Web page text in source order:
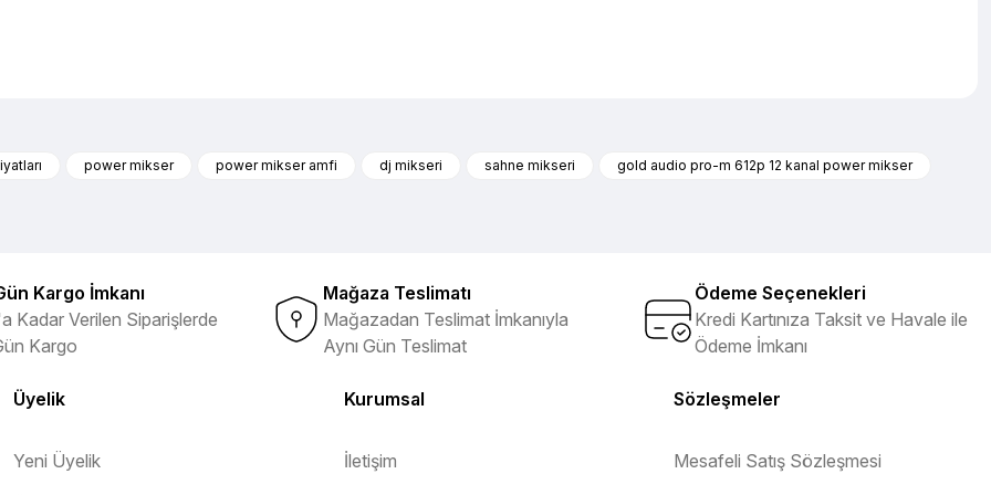
Bu ürüne ilk yorumu siz yapın!
Ürün hakkında henüz soru sorulmamış.
power mikser power mikser amfi dj mikseri sahne mikseri
gold audio pro-m 612p 12 kanal power mikser
Kargo İmkanı
Kadar Verilen Siparişlerde
Kargo
Mağaza Teslimatı
Mağazadan Teslimat İmkanıyla
Aynı Gün Teslimat
Ödeme Seçenekleri
Kredi Kartınıza Taksit ve Havale ile
Ödeme İmkanı
Üyelik
Yeni Üyelik
Kurumsal
İletişim
Sözleşmeler
Mesafeli Satış Sözleşmesi